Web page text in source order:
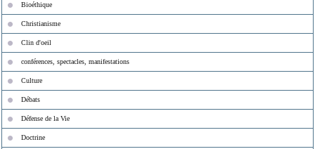
Bioéthique
Christianisme
Clin d'oeil
conférences, spectacles, manifestations
Culture
Débats
Défense de la Vie
Doctrine